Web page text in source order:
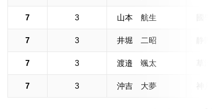
7 3 山本 航生
7 3 井堀 二昭 静岡学
7 3 渡邉 颯太
7 3 沖吉 大夢 神戸